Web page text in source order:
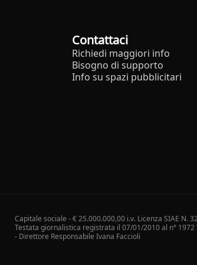
Contattaci
Richiedi maggiori info
Bisogno di supporto
Info su spazi pubblicitari
Capitale sociale - € 25.000.000,00 i.v. Licenza SIAE N.
Testata giornalistica registrata il 07/01/2010 al n° 1972
- Direttore Responsabile Ivana Faccioli